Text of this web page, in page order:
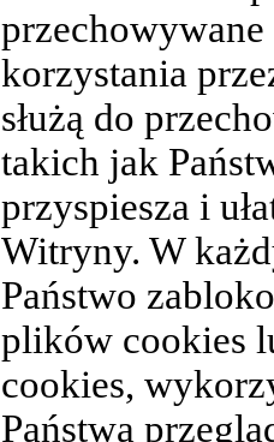
korzystania
służą do
takich jak
przyspiesza i
Witryny. W
Państwo
plików cookies
cookies,
Państwa